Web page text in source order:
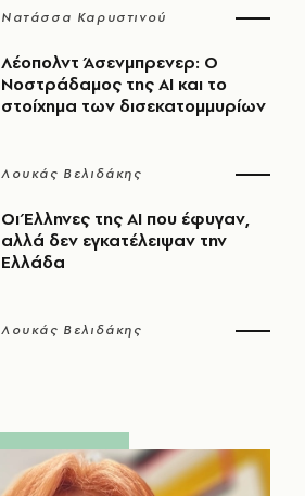
Νατάσσα Καρυστινού
Λέοπολντ Άσενμπρενερ: Ο
Νοστράδαμος της AI και το
στοίχημα των δισεκατομμυρίων
Λουκάς Βελιδάκης
Οι Έλληνες της ΑΙ που έφυγαν,
αλλά δεν εγκατέλειψαν την
Ελλάδα
Λουκάς Βελιδάκης